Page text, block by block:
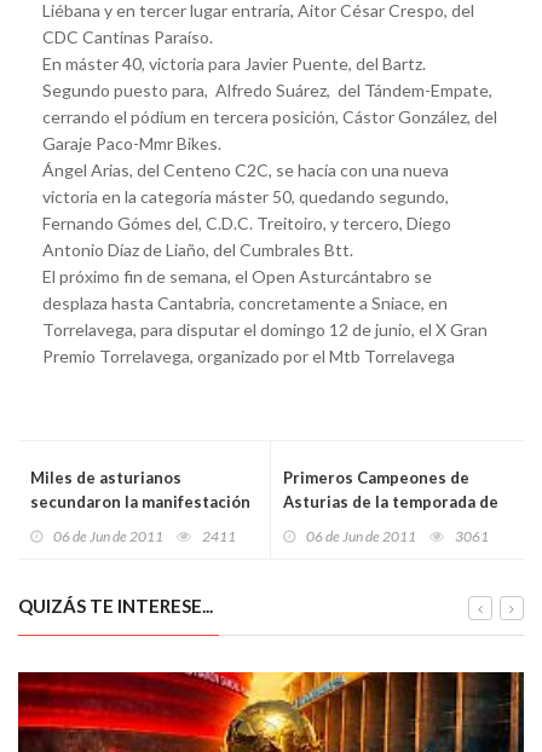
Liébana y en tercer lugar entraría, Aitor César Crespo, del
CDC Cantinas Paraíso.
En máster 40, victoria para Javier Puente, del Bartz.
Segundo puesto para, Alfredo Suárez, del Tándem-Empate,
cerrando el pódium en tercera posición, Cástor González, del
Garaje Paco-Mmr Bikes.
Ángel Arias, del Centeno C2C, se hacía con una nueva
victoria en la categoría máster 50, quedando segundo,
Fernando Gómes del, C.D.C. Treitoiro, y tercero, Diego
Antonio Díaz de Liaño, del Cumbrales Btt.
El próximo fin de semana, el Open Asturcántabro se
desplaza hasta Cantabria, concretamente a Sniace, en
Torrelavega, para disputar el domingo 12 de junio, el X Gran
Premio Torrelavega, organizado por el Mtb Torrelavega
Miles de asturianos
secundaron la manifestación
06 de Jun de 2011 2411
Primeros Campeones de
Asturias de la temporada de
06 de Jun de 2011 3061
QUIZÁS TE INTERESE...